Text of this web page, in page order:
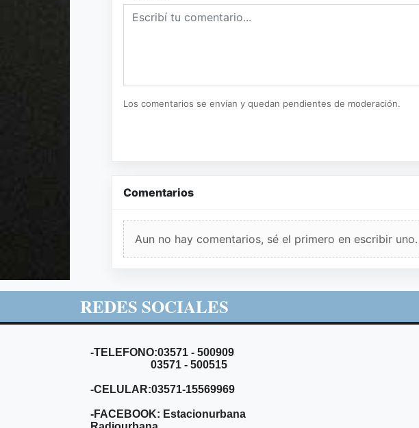
Los comentarios se envían y quedan pendientes de moderación.
Comentarios
Aun no hay comentarios, sé el primero en escribir uno.
REDES SOCIALES
-TELEFONO:03571 - 500909
03571 - 500515
-CELULAR:03571-15569969
-FACEBOOK: Estacionurbana